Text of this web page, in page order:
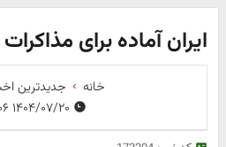
ایران آماده برای
خانه
جدیدترین